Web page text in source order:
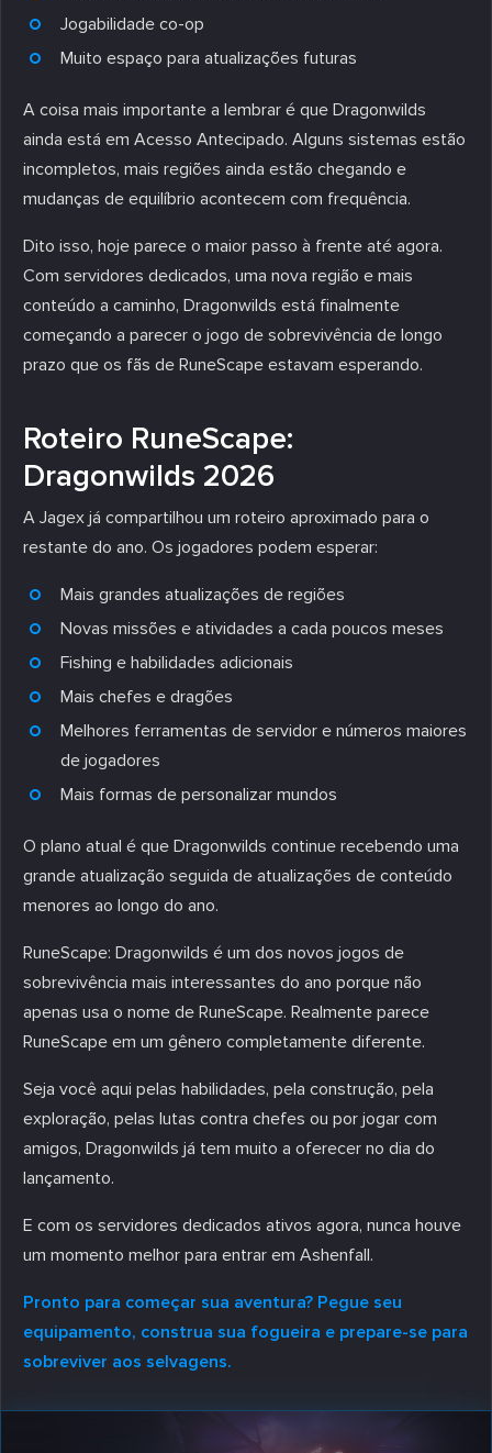
Jogabilidade co-op
Muito espaço para atualizações futuras
A coisa mais importante a lembrar é que Dragonwilds
ainda está em Acesso Antecipado. Alguns sistemas estão
incompletos, mais regiões ainda estão chegando e
mudanças de equilíbrio acontecem com frequência.
Dito isso, hoje parece o maior passo à frente até agora.
Com servidores dedicados, uma nova região e mais
conteúdo a caminho, Dragonwilds está finalmente
começando a parecer o jogo de sobrevivência de longo
prazo que os fãs de RuneScape estavam esperando.
Roteiro RuneScape:
Dragonwilds 2026
A Jagex já compartilhou um roteiro aproximado para o
restante do ano. Os jogadores podem esperar:
Mais grandes atualizações de regiões
Novas missões e atividades a cada poucos meses
Fishing e habilidades adicionais
Mais chefes e dragões
Melhores ferramentas de servidor e números maiores
de jogadores
Mais formas de personalizar mundos
O plano atual é que Dragonwilds continue recebendo uma
grande atualização seguida de atualizações de conteúdo
menores ao longo do ano.
RuneScape: Dragonwilds é um dos novos jogos de
sobrevivência mais interessantes do ano porque não
apenas usa o nome de RuneScape. Realmente parece
RuneScape em um gênero completamente diferente.
Seja você aqui pelas habilidades, pela construção, pela
exploração, pelas lutas contra chefes ou por jogar com
amigos, Dragonwilds já tem muito a oferecer no dia do
lançamento.
E com os servidores dedicados ativos agora, nunca houve
um momento melhor para entrar em Ashenfall.
Pronto para começar sua aventura? Pegue seu
equipamento, construa sua fogueira e prepare-se para
sobreviver aos selvagens.